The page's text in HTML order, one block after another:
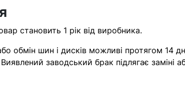
становить 1 рік від виробника.
обмін шин і дисків можливі протягом 14
Виявлений заводський брак підлягає заміні